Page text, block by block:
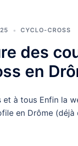
CYCLO-CROSS
des
en
et à tous Enfin la
en Drôme (déjà